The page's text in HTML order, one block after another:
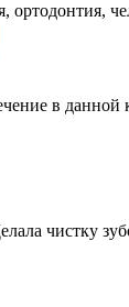
ортодонтия,
в
чистку